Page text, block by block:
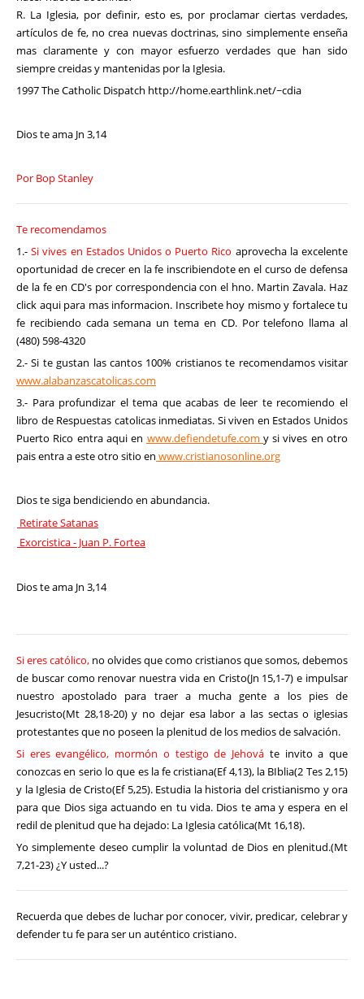
R. La Iglesia, por definir, esto es, por proclamar ciertas verdades,
artículos de fe, no crea nuevas doctrinas, sino simplemente enseña
mas claramente y con mayor esfuerzo verdades que han sido
siempre creidas y mantenidas por la Iglesia.
1997 The Catholic Dispatch http://home.earthlink.net/~cdia
Dios te ama Jn 3,14
Por Bop Stanley
Te recomendamos
1.- Si vives en Estados Unidos o Puerto Rico aprovecha la excelente
oportunidad de crecer en la fe inscribiendote en el curso de defensa
de la fe en CD's por correspondencia con el hno. Martin Zavala. Haz
click aqui para mas informacion. Inscribete hoy mismo y fortalece tu
fe recibiendo cada semana un tema en CD. Por telefono llama al
(480) 598-4320
2.- Si te gustan las cantos 100% cristianos te recomendamos visitar
www.alabanzascatolicas.com
3.- Para profundizar el tema que acabas de leer te recomiendo el
libro de Respuestas catolicas inmediatas. Si viven en Estados Unidos
Puerto Rico entra aqui en www.defiendetufe.com y si vives en otro
pais entra a este otro sitio en www.cristianosonline.org
Dios te siga bendiciendo en abundancia.
Retirate Satanas
Exorcistica - Juan P. Fortea
Dios te ama Jn 3,14
Si eres católico, no olvides que como cristianos que somos, debemos
de buscar como renovar nuestra vida en Cristo(Jn 15,1-7) e impulsar
nuestro apostolado para traer a mucha gente a los pies de
Jesucristo(Mt 28,18-20) y no dejar esa labor a las sectas o iglesias
protestantes que no poseen la plenitud de los medios de salvación.
Si eres evangélico, mormón o testigo de Jehová te invito a que
conozcas en serio lo que es la fe cristiana(Ef 4,13), la BIblia(2 Tes 2,15)
y la Iglesia de Cristo(Ef 5,25). Estudia la historia del cristianismo y ora
para que Dios siga actuando en tu vida. Dios te ama y espera en el
redil de plenitud que ha dejado: La Iglesia católica(Mt 16,18).
Yo simplemente deseo cumplir la voluntad de Dios en plenitud.(Mt
7,21-23) ¿Y usted...?
Recuerda que debes de luchar por conocer, vivir, predicar, celebrar y
defender tu fe para ser un auténtico cristiano.